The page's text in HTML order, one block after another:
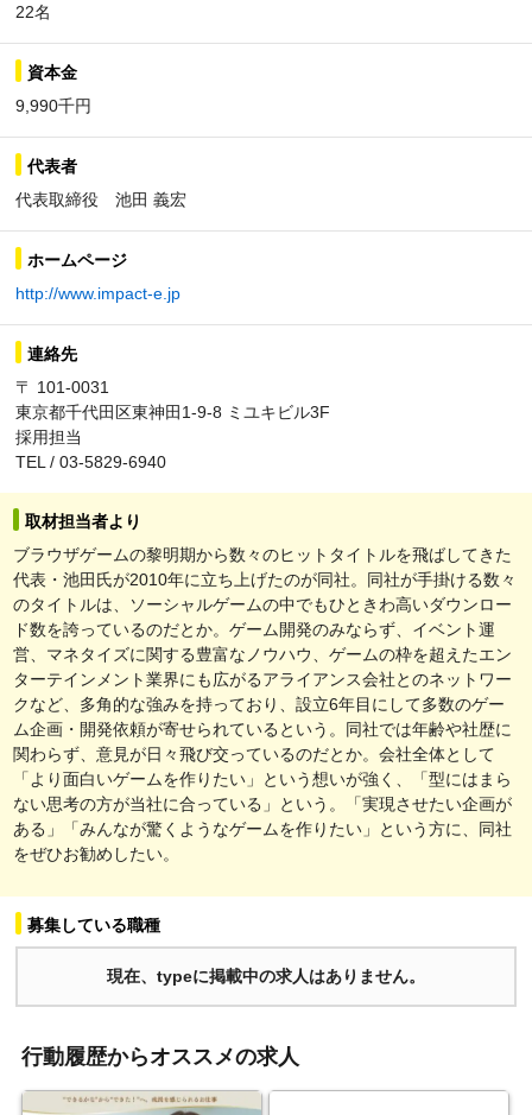
22名
資本金
9,990千円
代表者
代表取締役 池田 義宏
ホームページ
http://www.impact-e.jp
連絡先
〒 101-0031
東京都千代田区東神田1-9-8 ミユキビル3F
採用担当
TEL / 03-5829-6940
取材担当者より
ブラウザゲームの黎明期から数々のヒットタイトルを飛ばしてきた
代表・池田氏が2010年に立ち上げたのが同社。同社が手掛ける数々
のタイトルは、ソーシャルゲームの中でもひときわ高いダウンロー
ド数を誇っているのだとか。ゲーム開発のみならず、イベント運
営、マネタイズに関する豊富なノウハウ、ゲームの枠を超えたエン
ターテインメント業界にも広がるアライアンス会社とのネットワー
クなど、多角的な強みを持っており、設立6年目にして多数のゲー
ム企画・開発依頼が寄せられているという。同社では年齢や社歴に
関わらず、意見が日々飛び交っているのだとか。会社全体として
「より面白いゲームを作りたい」という想いが強く、「型にはまら
ない思考の方が当社に合っている」という。「実現させたい企画が
ある」「みんなが驚くようなゲームを作りたい」という方に、同社
をぜひお勧めしたい。
募集している職種
現在、typeに掲載中の求人はありません。
行動履歴からオススメの求人